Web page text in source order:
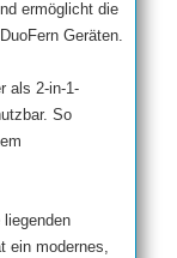
ermöglicht die
Geräten.
als 2-in-1-
So
ein modernes,